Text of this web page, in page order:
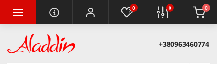
0 0 0
+380963460774